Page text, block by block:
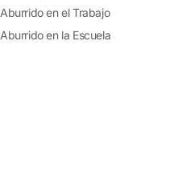
Aburrido en el Trabajo
Aburrido en la Escuela